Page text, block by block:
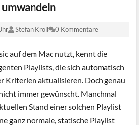
Stefan Kröll 0 Kommentare
auf dem Mac nutzt, kennt die
Playlists, die sich automatisch
Kriterien aktualisieren. Doch genau
immer gewünscht. Manchmal
Stand einer solchen Playlist
ganz normale, statische Playlist